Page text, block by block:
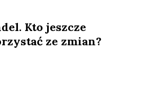
Kto jeszcze
ze zmian?